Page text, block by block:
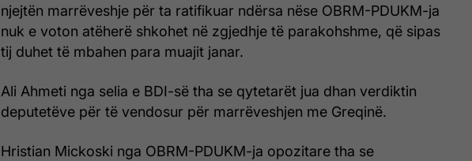
njejtën marrëveshje për ta ratifikuar ndërsa nëse OBRM-PDUKM-ja
nuk e voton atëherë shkohet në zgjedhje të parakohshme, që sipas
tij duhet të mbahen para muajit janar.
Ali Ahmeti nga selia e BDI-së tha se qytetarët jua dhan verdiktin
deputetëve për të vendosur për marrëveshjen me Greqinë.
Hristian Mickoski nga OBRM-PDUKM-ja opozitare tha se